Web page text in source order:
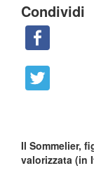
Condividi
Il Sommelier,
valorizzata (in